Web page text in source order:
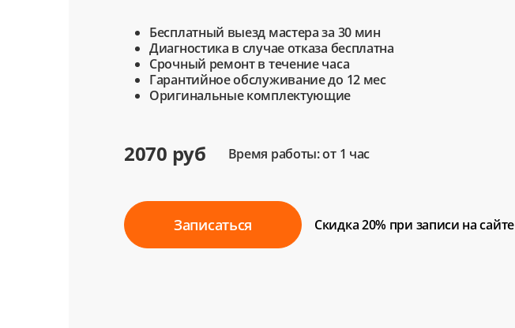
Бесплатный выезд мастера за 30 мин
Диагностика в случае отказа бесплатна
Срочный ремонт в течение часа
Гарантийное обслуживание до 12 мес
Оригинальные комплектующие
2070 руб Время работы: от 1 час
Записаться Скидка 20% при записи на сайте